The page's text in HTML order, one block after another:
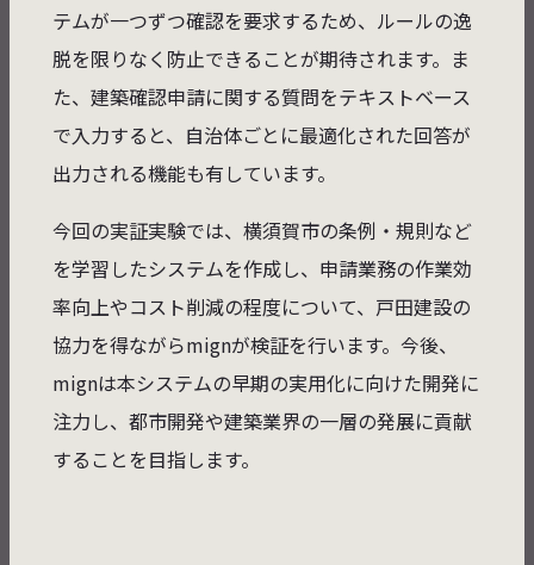
テムが一つずつ確認を要求するため、ルールの逸
脱を限りなく防止できることが期待されます。ま
た、建築確認申請に関する質問をテキストベース
で入力すると、自治体ごとに最適化された回答が
出力される機能も有しています。
今回の実証実験では、横須賀市の条例・規則など
を学習したシステムを作成し、申請業務の作業効
率向上やコスト削減の程度について、戸田建設の
協力を得ながらmignが検証を行います。今後、
mignは本システムの早期の実用化に向けた開発に
注力し、都市開発や建築業界の一層の発展に貢献
することを目指します。